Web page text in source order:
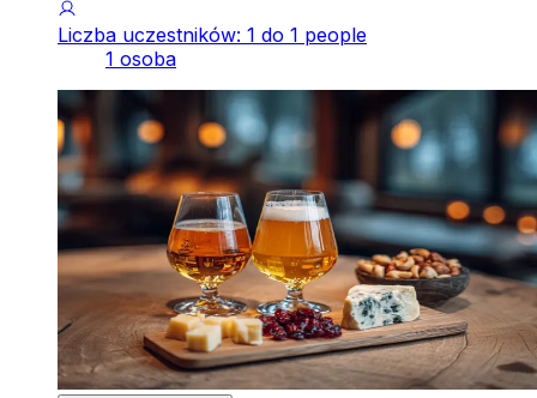
Liczba uczestników: 1 do 1 people
1 osoba